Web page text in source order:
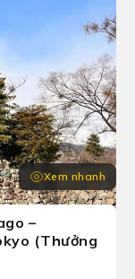
Xem nhanh
–
(Thưởng